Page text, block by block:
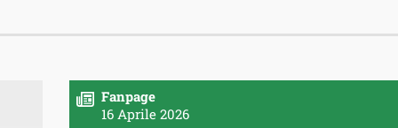
Fanpage
16 Aprile 2026